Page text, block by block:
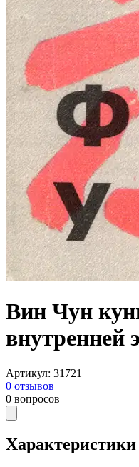
Вин Чун
внутренней
Артикул: 31721
0 отзывов
0 вопросов
Характеристики